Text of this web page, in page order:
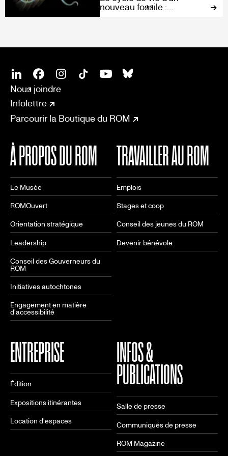
nouveau fossile :
SOCIAL
LinkedinFacebookInstagram
CONNECT
Nous joindre
Infolettre
Parcourir la Boutique du ROM
À PROPOS DU ROM
Le Musée
ROMOuvert
Orientation stratégique
Leadership
Conseil des Gouverneurs du
ROM
Initiatives autochtones
Engagement en matière
d'accessibilité
TRAVAILLER AU ROM
Emplois
Stages et coop
Conseil des jeunes du ROM
Devenir bénévole
ENTREPRISE
Édition
Expositions itinérantes
Location d'espaces
INFOS &
PUBLICATIONS
Salle de presse
Communiqués de presse
ROM Magazine